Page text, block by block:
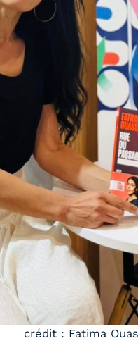
crédit : Fatima